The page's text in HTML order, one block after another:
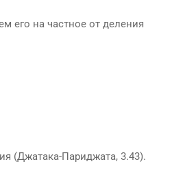
его на частное от деления
(Джатака-Париджата, 3.43).